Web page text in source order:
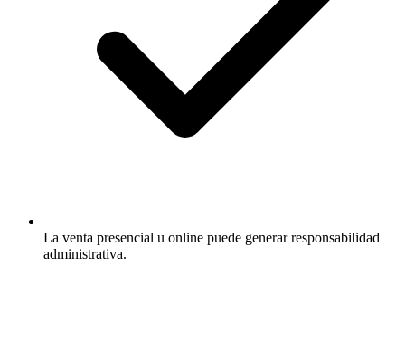
La venta presencial u online puede generar responsabilidad
administrativa.